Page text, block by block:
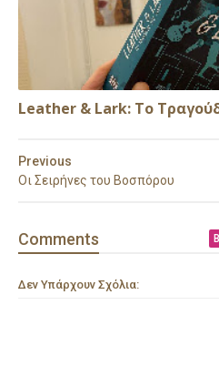
Leather & Lark: Το
Previous
Οι Σειρήνες του Βοσπόρου
Comments
Δεν Υπάρχουν Σχόλια: